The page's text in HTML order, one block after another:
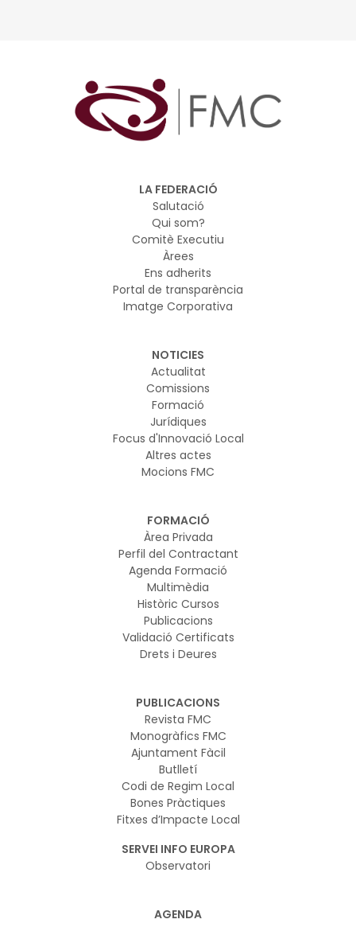
LA FEDERACIÓ
Salutació
Qui som?
Comitè Executiu
Àrees
Ens adherits
Portal de transparència
Imatge Corporativa
NOTICIES
Actualitat
Comissions
Formació
Jurídiques
Focus d'Innovació Local
Altres actes
Mocions FMC
FORMACIÓ
Àrea Privada
Perfil del Contractant
Agenda Formació
Multimèdia
Històric Cursos
Publicacions
Validació Certificats
Drets i Deures
PUBLICACIONS
Revista FMC
Monogràfics FMC
Ajuntament Fàcil
Butlletí
Codi de Regim Local
Bones Pràctiques
Fitxes d’Impacte Local
SERVEI INFO EUROPA
Observatori
AGENDA